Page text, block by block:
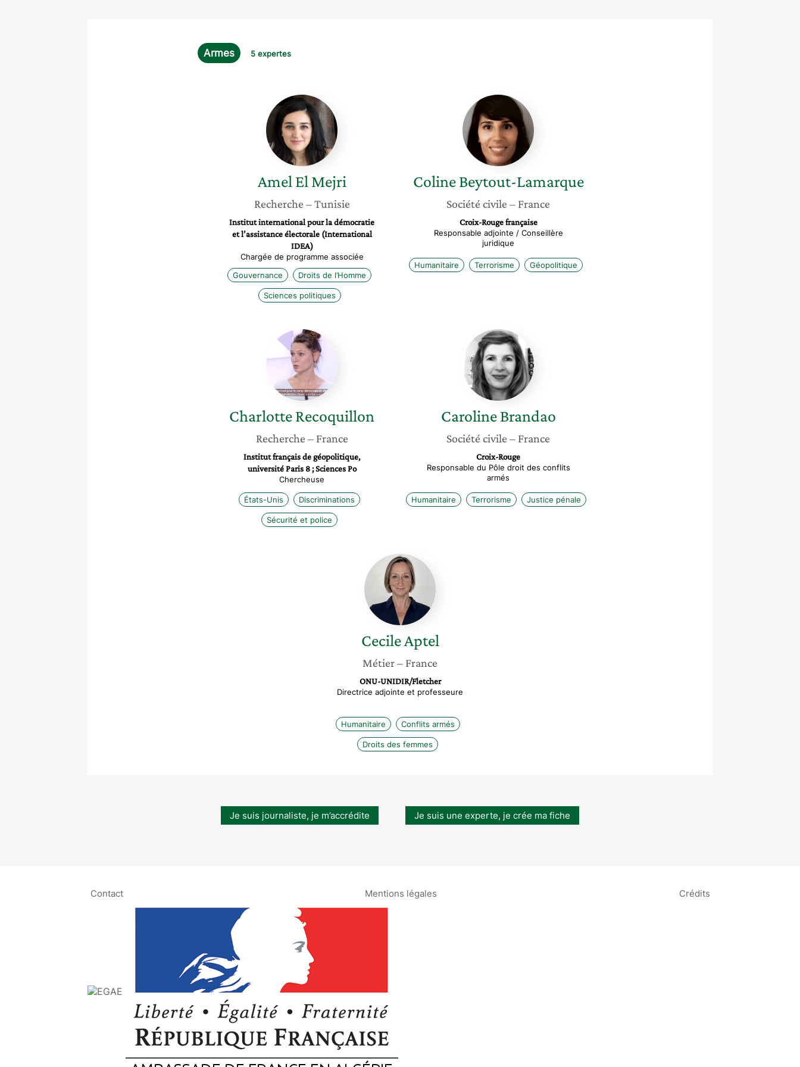
Armes 5 expertes
Amel
El
Mejri
Amel El Mejri
Recherche – Tunisie
Institut international pour la démocratie
et l’assistance électorale (International
IDEA)
Chargée de programme associée
Gouvernance
Droits de l’Homme
Sciences politiques
Coline
Beytout-
Lamarque
Coline Beytout-Lamarque
Société civile – France
Croix-Rouge française
Responsable adjointe / Conseillère
juridique
Humanitaire Terrorisme Géopolitique
Charlotte
Recoquillon
CharlotteRecoquillon
Recherche – France
Institut français de géopolitique,
université Paris 8 ; Sciences Po
Chercheuse
États-Unis Discriminations
Sécurité et police
Caroline
Brandao
Caroline Brandao
Société civile – France
Croix-Rouge
Responsable du Pôle droit des conflits
armés
Humanitaire Terrorisme Justice pénale
Cecile
Aptel
CecileAptel
Métier– France
ONU-UNIDIR/Fletcher
Directrice adjointe et professeure
Humanitaire Conflits armés
Droits des femmes
Je suis journaliste, je m’accrédite Je suis une experte, je crée ma fiche
Contact Mentions légales Crédits